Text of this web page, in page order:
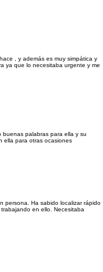
, y además es muy simpática y
ya que lo necesitaba urgente y me
palabras para ella y su
ella para otras ocasiones
persona. Ha sabido localizar rápido
en ello. Necesitaba